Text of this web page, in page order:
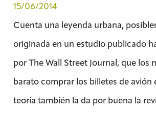
15/06/2014
Cuenta una leyenda urbana,
originada en un estudio publicado
por The Wall Street Journal, que los
barato comprar los billetes de avión
teoría también la da por buena la